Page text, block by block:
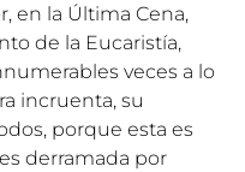
en la Última Cena,
de la Eucaristía,
veces a lo
incruenta, su
porque esta es
derramada por